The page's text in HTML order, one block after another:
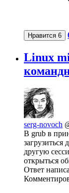
Нравится 6
Linux
serg-novoch
В grub в
загрузиться
другую
открыться
Ответ